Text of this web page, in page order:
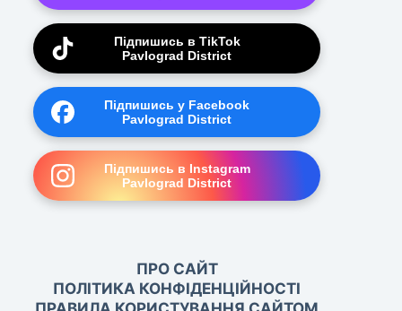
Підпишись в TikTok
Pavlograd District
Підпишись у Facebook
Pavlograd District
Підпишись в Instagram
Pavlograd District
ПРО САЙТ
ПОЛІТИКА КОНФІДЕНЦІЙНОСТІ